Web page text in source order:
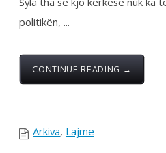
Syla: Nga janari, mjekët
punojnë për 650 euro
pagë, ata po largohen
edhe sot (Video)